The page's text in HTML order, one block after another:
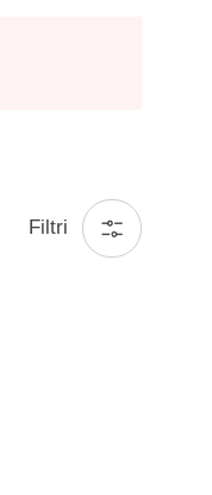
Filtri